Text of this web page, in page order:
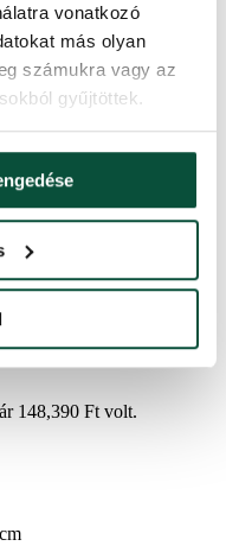
vonatkozó
más olyan
számukra vagy az
gyűjtöttek.
148,390 Ft volt.